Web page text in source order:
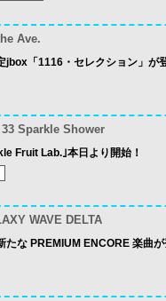
Ave.
jbox「1116・セレクション」が
Sparkle Shower
Fruit Lab.｣本日より開始！
WAVE DELTA
たな PREMIUM ENCORE 楽曲